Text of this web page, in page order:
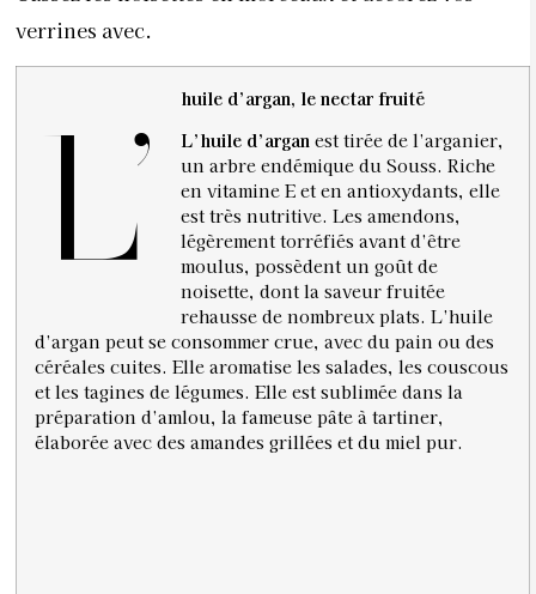
verrines avec.
L’
huile d’argan, le nectar fruité
L’huile d’arganest tirée de l’arganier,
un arbre endémique du Souss. Riche
en vitamine E et en antioxydants, elle
est très nutritive. Les amendons,
légèrement torréfiés avant d’être
moulus, possèdent un goût de
noisette, dont la saveur fruitée
rehausse de nombreux plats. L’huile
d’argan peut se consommer crue, avec du pain ou des
céréales cuites. Elle aromatise les salades, les couscous
et les tagines de légumes. Elle est sublimée dans la
préparation d’amlou, la fameuse pâte à tartiner,
élaborée avec des amandes grillées et du miel pur.